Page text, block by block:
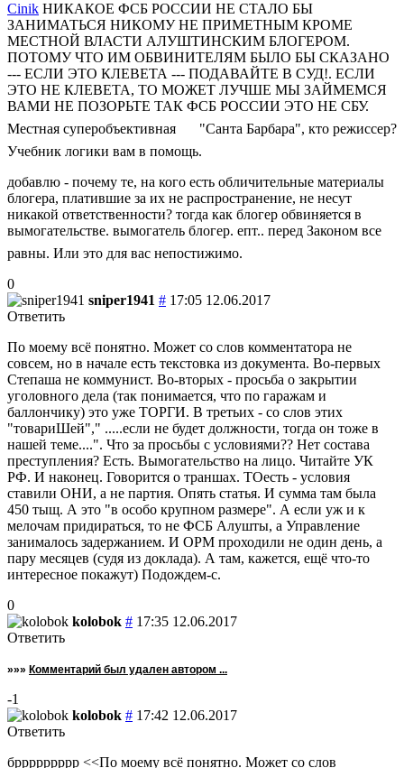
Cinik НИКАКОЕ ФСБ РОССИИ НЕ СТАЛО БЫ
ЗАНИМАТЬСЯ НИКОМУ НЕ ПРИМЕТНЫМ КРОМЕ
МЕСТНОЙ ВЛАСТИ АЛУШТИНСКИМ БЛОГЕРОМ.
ПОТОМУ ЧТО ИМ ОБВИНИТЕЛЯМ БЫЛО БЫ СКАЗАНО
--- ЕСЛИ ЭТО КЛЕВЕТА --- ПОДАВАЙТЕ В СУД!. ЕСЛИ
ЭТО НЕ КЛЕВЕТА, ТО МОЖЕТ ЛУЧШЕ МЫ ЗАЙМЕМСЯ
ВАМИ НЕ ПОЗОРЬТЕ ТАК ФСБ РОССИИ ЭТО НЕ СБУ.
Местная суперобъективная
"Санта Барбара", кто режиссер?
Учебник логики вам в помощь.
добавлю - почему те, на кого есть обличительные материалы
блогера, платившие за их не распространение, не несут
никакой ответственности? тогда как блогер обвиняется в
вымогательстве. вымогатель блогер. епт.. перед Законом все
равны. Или это для вас непостижимо.
0
sniper1941 # 17:05 12.06.2017
Ответить
По моему всё понятно. Может со слов комментатора не
совсем, но в начале есть текстовка из документа. Во-первых
Степаша не коммунист. Во-вторых - просьба о закрытии
уголовного дела (так понимается, что по гаражам и
баллончику) это уже ТОРГИ. В третьих - со слов этих
"товариШей"," .....если не будет должности, тогда он тоже в
нашей теме....". Что за просьбы с условиями?? Нет состава
преступления? Есть. Вымогательство на лицо. Читайте УК
РФ. И наконец. Говорится о траншах. ТОесть - условия
ставили ОНИ, а не партия. Опять статья. И сумма там была
450 тыщ. А это "в особо крупном размере". А если уж и к
мелочам придираться, то не ФСБ Алушты, а Управление
занималось задержанием. И ОРМ проходили не один день, а
пару месяцев (судя из доклада). А там, кажется, ещё что-то
интересное покажут) Подождем-с.
0
kolobok # 17:35 12.06.2017
Ответить
»»» Комментарий был удален автором ...
-1
kolobok # 17:42 12.06.2017
Ответить
бррррррррр <<По моему всё понятно. Может со слов